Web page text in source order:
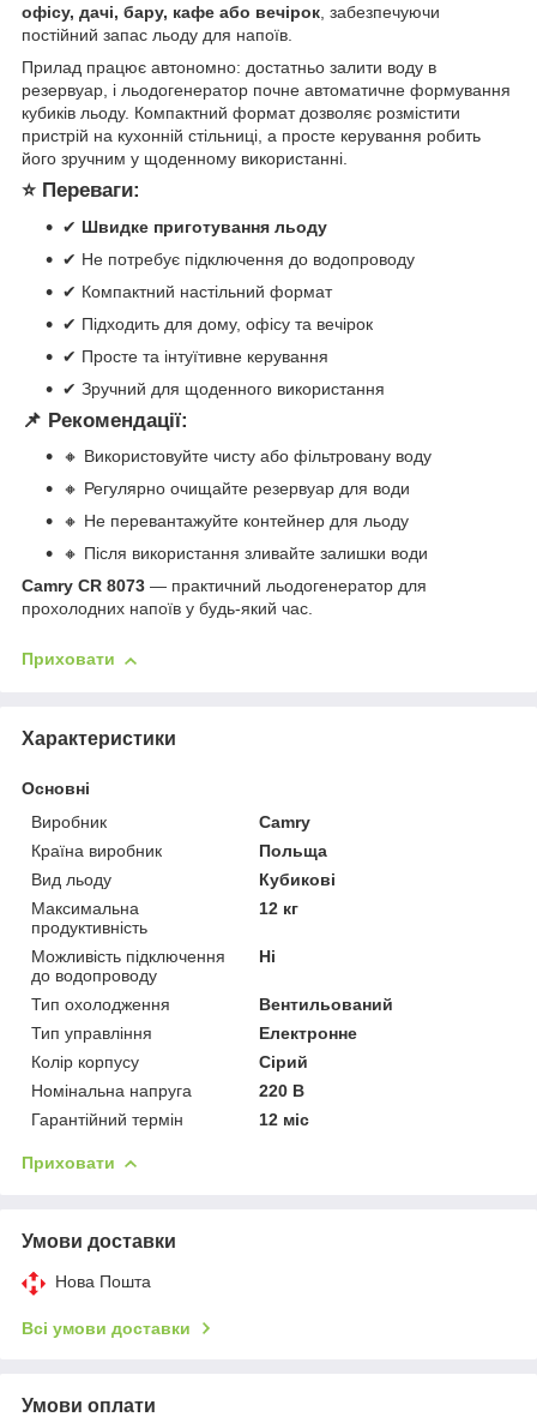
офісу, дачі, бару, кафе або вечірок , забезпечуючи
постійний запас льоду для напоїв.
Прилад працює автономно: достатньо залити воду в
резервуар, і льодогенератор почне автоматичне формування
кубиків льоду. Компактний формат дозволяє розмістити
пристрій на кухонній стільниці, а просте керування робить
його зручним у щоденному використанні.
⭐ Переваги:
✔ Швидке приготування льоду
✔ Не потребує підключення до водопроводу
✔ Компактний настільний формат
✔ Підходить для дому, офісу та вечірок
✔ Просте та інтуїтивне керування
✔ Зручний для щоденного використання
📌 Рекомендації:
🔸 Використовуйте чисту або фільтровану воду
🔸 Регулярно очищайте резервуар для води
🔸 Не перевантажуйте контейнер для льоду
🔸 Після використання зливайте залишки води
Camry CR 8073 — практичний льодогенератор для
прохолодних напоїв у будь-який час.
Приховати
Характеристики
Основні
Виробник
Camry
Країна виробник
Польща
Вид льоду
Кубикові
Максимальна
продуктивність
12 кг
Можливість підключення
до водопроводу
Ні
Тип охолодження
Вентильований
Тип управління
Електронне
Колір корпусу
Сірий
Номінальна напруга
220 В
Гарантійний термін
12 міс
Приховати
Умови доставки
Нова Пошта
Всі умови доставки
Умови оплати